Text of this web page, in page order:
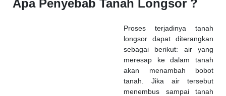
Apa Penyebab Tanah Longsor ?
Proses terjadinya tanah
longsor dapat diterangkan
sebagai berikut: air yang
meresap ke dalam tanah
akan menambah bobot
tanah. Jika air tersebut
menembus sampai tanah